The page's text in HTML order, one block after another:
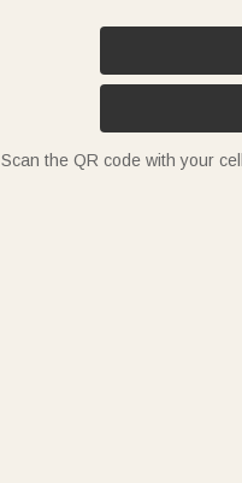
Scan the QR code with your